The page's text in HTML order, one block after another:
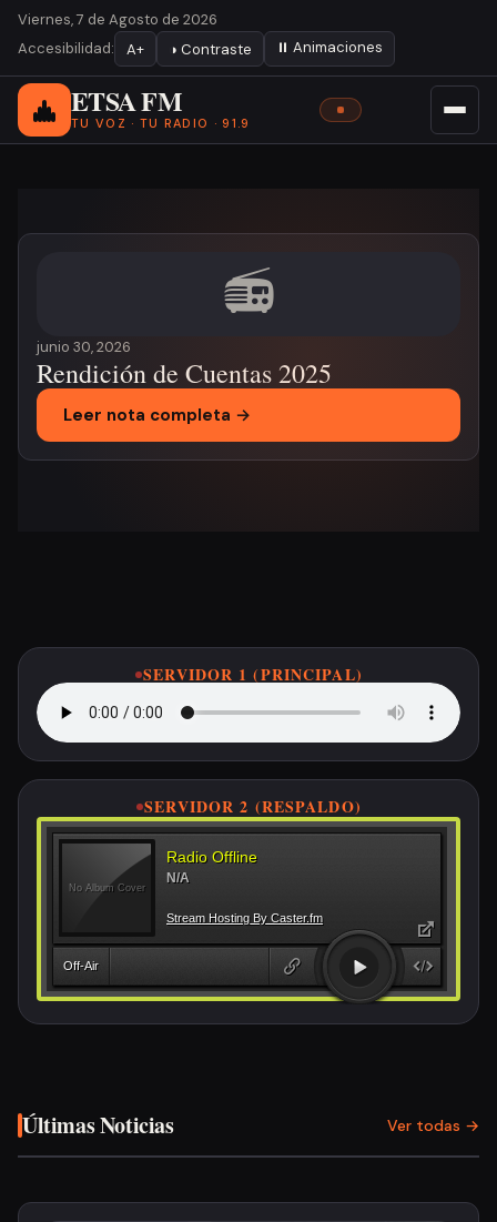
Viernes, 7 de Agosto de 2026
Accesibilidad:
A+ ◑ Contraste ⏸ Animaciones
ETSA FM
TU VOZ · TU RADIO · 91.9
Noticia destacada
📻
junio 30, 2026
Rendición de Cuentas 2025
Leer nota completa →
Escucha ETSA FM en Vivo
SERVIDOR 1 (PRINCIPAL)
SERVIDOR 2 (RESPALDO)
Últimas Noticias Ver todas →